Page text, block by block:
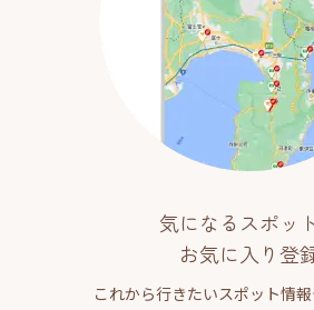
気になるスポッ
お気に入り登
これから行きたいスポット情